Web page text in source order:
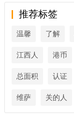
推荐标签
温馨 了解
江西人 港币
总面积 认证
维萨 关的人